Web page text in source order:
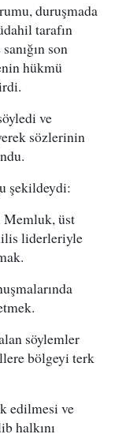
duruşmada
tarafın
son
hükmü
ve
sözlerinin
şekildeydi:
Memluk, üst
liderleriyle
söylemler
bölgeyi terk
edilmesi ve
halkını